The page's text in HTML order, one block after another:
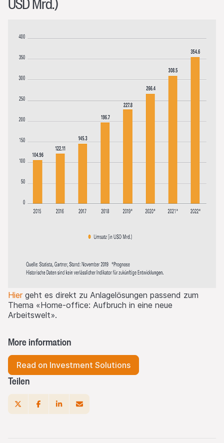
Hiergeht es direkt zu Anlagelösungen passend zum
Thema «Home-office: Aufbruch in eine neue
Arbeitswelt».
More information
Read on Investment Solutions
Teilen